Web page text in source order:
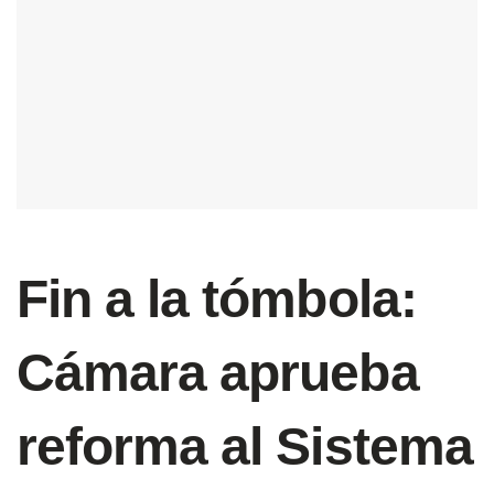
Fin a la tómbola:
Cámara aprueba
reforma al Sistema